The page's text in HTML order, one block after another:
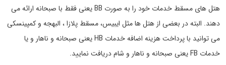
هتل های مسقط خدمات خود را به صورت BB یعنی فقط با صبحانه ارائه می
دهند. البته در بعضی از هتل ها مثل ایبیس، مسقط پلازا ، البهجه و کمپینسکی
می توانید با پرداخت هزینه اضافه خدمات HB یعنی صبحانه و ناهار و یا
خدمات FB یعنی صبحانه و ناهار و شام دریافت نمایید.